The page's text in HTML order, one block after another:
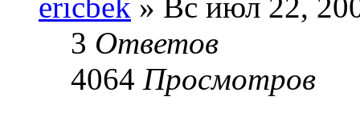
3 Ответов
4064 Просмотров